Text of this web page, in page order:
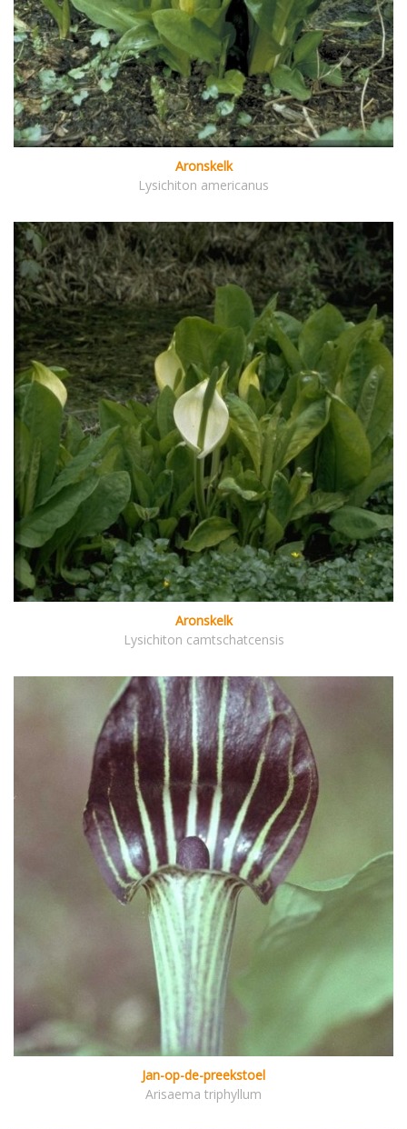
Aronskelk
Lysichiton americanus
Aronskelk
Lysichiton camtschatcensis
Jan-op-de-preekstoel
Arisaema triphyllum